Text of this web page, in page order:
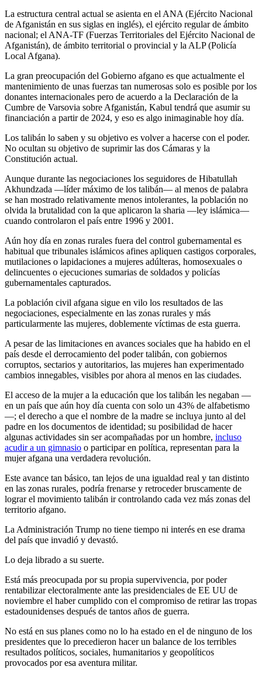
La estructura central actual se asienta en el ANA (Ejército Nacional
de Afganistán en sus siglas en inglés), el ejército regular de ámbito
nacional; el ANA-TF (Fuerzas Territoriales del Ejército Nacional de
Afganistán), de ámbito territorial o provincial y la ALP (Policía
Local Afgana).
La gran preocupación del Gobierno afgano es que actualmente el
mantenimiento de unas fuerzas tan numerosas solo es posible por los
donantes internacionales pero de acuerdo a la Declaración de la
Cumbre de Varsovia sobre Afganistán, Kabul tendrá que asumir su
financiación a partir de 2024, y eso es algo inimaginable hoy día.
Los talibán lo saben y su objetivo es volver a hacerse con el poder.
No ocultan su objetivo de suprimir las dos Cámaras y la
Constitución actual.
Aunque durante las negociaciones los seguidores de Hibatullah
Akhundzada —líder máximo de los talibán— al menos de palabra
se han mostrado relativamente menos intolerantes, la población no
olvida la brutalidad con la que aplicaron la sharia —ley islámica—
cuando controlaron el país entre 1996 y 2001.
Aún hoy día en zonas rurales fuera del control gubernamental es
habitual que tribunales islámicos afines apliquen castigos corporales,
mutilaciones o lapidaciones a mujeres adúlteras, homosexuales o
delincuentes o ejecuciones sumarias de soldados y policías
gubernamentales capturados.
La población civil afgana sigue en vilo los resultados de las
negociaciones, especialmente en las zonas rurales y más
particularmente las mujeres, doblemente víctimas de esta guerra.
A pesar de las limitaciones en avances sociales que ha habido en el
país desde el derrocamiento del poder talibán, con gobiernos
corruptos, sectarios y autoritarios, las mujeres han experimentado
cambios innegables, visibles por ahora al menos en las ciudades.
El acceso de la mujer a la educación que los talibán les negaban —
en un país que aún hoy día cuenta con solo un 43% de alfabetismo
—; el derecho a que el nombre de la madre se incluya junto al del
padre en los documentos de identidad; su posibilidad de hacer
algunas actividades sin ser acompañadas por un hombre, incluso
acudir a un gimnasio o participar en política, representan para la
mujer afgana una verdadera revolución.
Este avance tan básico, tan lejos de una igualdad real y tan distinto
en las zonas rurales, podría frenarse y retroceder bruscamente de
lograr el movimiento talibán ir controlando cada vez más zonas del
territorio afgano.
La Administración Trump no tiene tiempo ni interés en ese drama
del país que invadió y devastó.
Lo deja librado a su suerte.
Está más preocupada por su propia supervivencia, por poder
rentabilizar electoralmente ante las presidenciales de EE UU de
noviembre el haber cumplido con el compromiso de retirar las tropas
estadounidenses después de tantos años de guerra.
No está en sus planes como no lo ha estado en el de ninguno de los
presidentes que lo precedieron hacer un balance de los terribles
resultados políticos, sociales, humanitarios y geopolíticos
provocados por esa aventura militar.